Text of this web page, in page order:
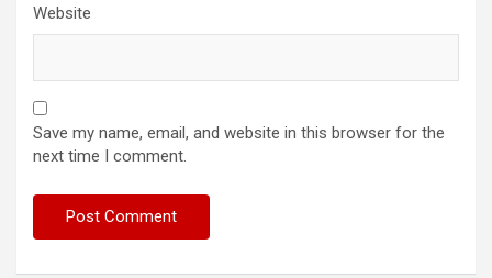
Website
Save my name, email, and website in this browser for the
next time I comment.